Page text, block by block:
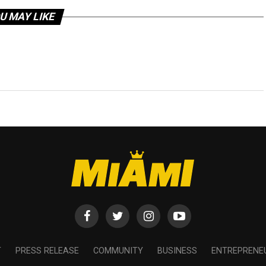
MAY LIKE
PRESS RELEASE COMMUNITY BUSINESS